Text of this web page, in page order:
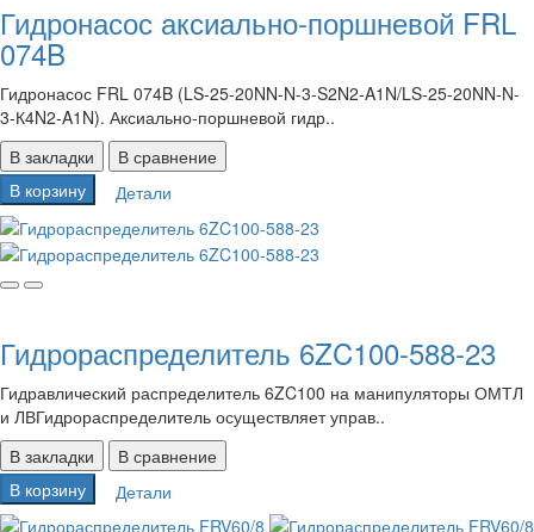
Гидронасос аксиально-поршневой FRL
074B
Гидронасос FRL 074B (LS-25-20NN-N-3-S2N2-A1N/LS-25-20NN-N-
3-К4N2-A1N). Аксиально-поршневой гидр..
В закладки
В сравнение
В корзину
Детали
Гидрораспределитель 6ZC100-588-23
Гидравлический распределитель 6ZC100 на манипуляторы ОМТЛ
и ЛВГидрораспределитель осуществляет управ..
В закладки
В сравнение
В корзину
Детали